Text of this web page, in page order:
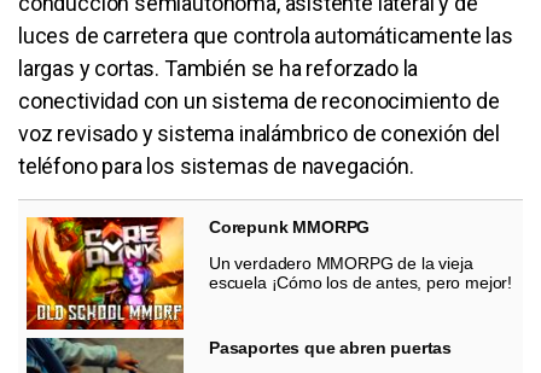
luces de carretera que controla automáticamente las
largas y cortas. También se ha reforzado la
conectividad con un sistema de reconocimiento de
voz revisado y sistema inalámbrico de conexión del
teléfono para los sistemas de navegación.
Corepunk MMORPG
Un verdadero MMORPG de la vieja
escuela ¡Cómo los de antes, pero mejor!
Pasaportes que abren puertas